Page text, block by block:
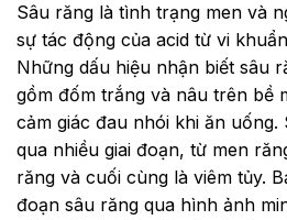
Sâu răng là tình trạng men và
sự tác động của acid từ vi
Những dấu hiệu nhận biết sâu
gồm đốm trắng và nâu trên bề
cảm giác đau nhói khi ăn
qua nhiều giai đoạn, từ men
răng và cuối cùng là viêm tủy.
đoạn sâu răng qua hình ảnh